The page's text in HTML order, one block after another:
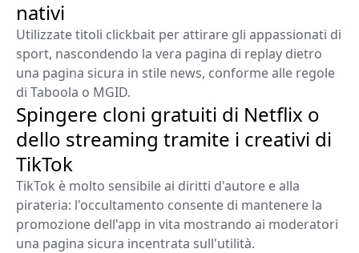
nativi
Utilizzate titoli clickbait per attirare gli appassionati di
sport, nascondendo la vera pagina di replay dietro
una pagina sicura in stile news, conforme alle regole
di Taboola o MGID.
Spingere cloni gratuiti di Netflix o
dello streaming tramite i creativi di
TikTok
TikTok è molto sensibile ai diritti d'autore e alla
pirateria: l'occultamento consente di mantenere la
promozione dell'app in vita mostrando ai moderatori
una pagina sicura incentrata sull'utilità.